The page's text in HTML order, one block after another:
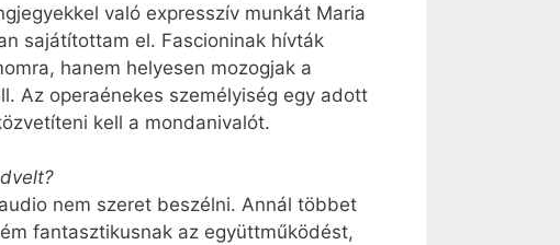
való expresszív munkát Maria
sajátítottam el. Fascioninak hívták
hanem helyesen mozogjak a
Az operaénekes személyiség egy adott
kell a mondanivalót.
nem szeret beszélni. Annál többet
fantasztikusnak az együttműködést,